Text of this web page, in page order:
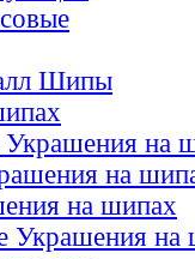
Шипы
Украшения на
на
на шипах
Украшения на